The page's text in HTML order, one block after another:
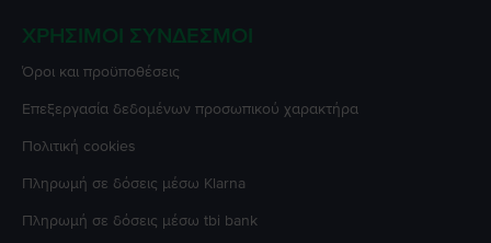
ΧΡΉΣΙΜΟΙ ΣΎΝΔΕΣΜΟΙ
Όροι και προϋποθέσεις
Επεξεργασία δεδομένων προσωπικού χαρακτήρα
Πολιτική cookies
Πληρωμή σε δόσεις μέσω Klarna
Πληρωμή σε δόσεις μέσω tbi bank